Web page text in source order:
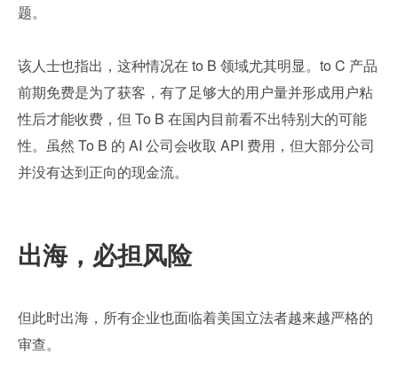
题。
该人士也指出，这种情况在 to B 领域尤其明显。to C 产品
前期免费是为了获客，有了足够大的用户量并形成用户粘
性后才能收费，但 To B 在国内目前看不出特别大的可能
性。虽然 To B 的 AI 公司会收取 API 费用，但大部分公司
并没有达到正向的现金流。
出海，必担风险
但此时出海，所有企业也面临着美国立法者越来越严格的
审查。